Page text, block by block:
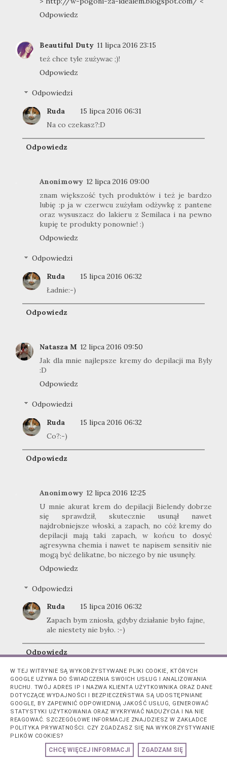
Odpowiedz
Beautiful Duty 11 lipca 2016 23:15
też chce tyle zużywac ;)!
Odpowiedz
Odpowiedzi
Ruda
15 lipca 2016 06:31
Na co czekasz?:D
Odpowiedz
Anonimowy 12 lipca 2016 09:00
znam większość tych produktów i też je bardzo
lubię :p ja w czerwcu zużyłam odżywkę z pantene
oraz wysuszacz do lakieru z Semilaca i na pewno
kupię te produkty ponownie! :)
Odpowiedz
Odpowiedzi
Ruda
15 lipca 2016 06:32
Ładnie:-)
Odpowiedz
Natasza M 12 lipca 2016 09:50
Jak dla mnie najlepsze kremy do depilacji ma Byly
:D
Odpowiedz
Odpowiedzi
Ruda
15 lipca 2016 06:32
Co?:-)
Odpowiedz
Anonimowy 12 lipca 2016 12:25
U mnie akurat krem do depilacji Bielendy dobrze
się sprawdził, skutecznie usunął nawet
najdrobniejsze włoski, a zapach, no cóż kremy do
depilacji mają taki zapach, w końcu to dosyć
agresywna chemia i nawet te napisem sensitiv nie
mogą być delikatne, bo niczego by nie usunęły.
Odpowiedz
Odpowiedzi
Ruda
15 lipca 2016 06:32
Zapach bym zniosła, gdyby działanie było fajne,
ale niestety nie było. :-)
Odpowiedz
Blogerka Anka 12 lipca 2016 17:23
miałam szampon garniera,ale się nie zachwyciłam
Odpowiedz
Odpowiedzi
Ruda
15 lipca 2016 06:33
W TEJ WITRYNIE SĄ WYKORZYSTYWANE PLIKI COOKIE, KTÓRYCH
GOOGLE UŻYWA DO ŚWIADCZENIA SWOICH USŁUG I ANALIZOWANIA
RUCHU. TWÓJ ADRES IP I NAZWA KLIENTA UŻYTKOWNIKA ORAZ DANE
DOTYCZĄCE WYDAJNOŚCI I BEZPIECZEŃSTWA SĄ UDOSTĘPNIANE
GOOGLE, BY ZAPEWNIĆ ODPOWIEDNIĄ JAKOŚĆ USŁUG, GENEROWAĆ
STATYSTYKI UŻYTKOWANIA ORAZ WYKRYWAĆ NADUŻYCIA I NA NIE
REAGOWAĆ. SZCZEGÓŁOWE INFORMACJE ZNAJDZIESZ W ZAKŁADCE
POLITYKA PRYWATNOŚCI. CZY ZGADZASZ SIĘ NA WYKORZYSTYWANIE
PLIKÓW COOKIES?
CHCĘ WIĘCEJ INFORMACJI ZGADZAM SIĘ